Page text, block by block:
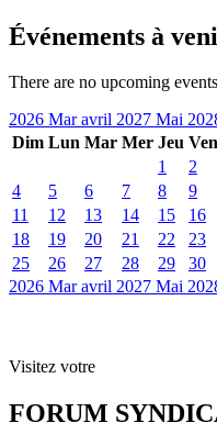
Événements à
There are no upcoming
2026 Maravril 2027 Mai
Dim Lun Mar Mer Jeu Ven
1
2
4
5 6 7 8 9
11
12 13 14 15 16
18
19 20 21 22 23
25
26 27 28 29
30
2026 Maravril 2027 Mai
Visitez votre
FORUM